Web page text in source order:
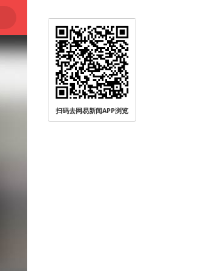
扫码去网易新闻APP浏览